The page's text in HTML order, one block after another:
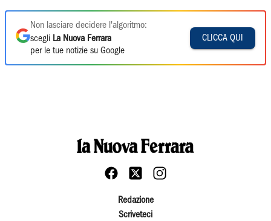
Non lasciare decidere l'algoritmo:
scegli La Nuova Ferrara
per le tue notizie su Google
CLICCA QUI
Redazione
Scriveteci